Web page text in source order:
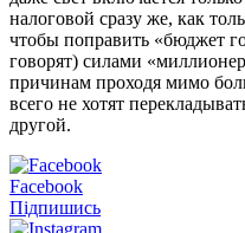
налоговой сразу же, как
чтобы поправить «бюджет
говорят) силами
причинам проходя мимо
всего не хотят
другой.
Facebook
Підпишись